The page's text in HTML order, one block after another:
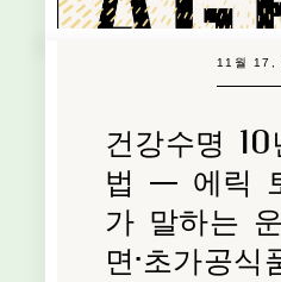
11월 17,
건강수명
법 — 에릭
가 말하는 운
면·초가공식